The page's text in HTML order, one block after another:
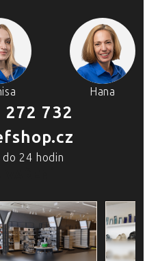
Hana
272 732
24 hodin